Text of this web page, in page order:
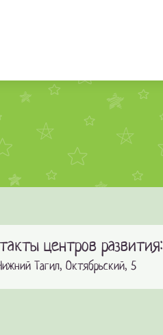
центров развития:
Тагил, Октябрьский, 5